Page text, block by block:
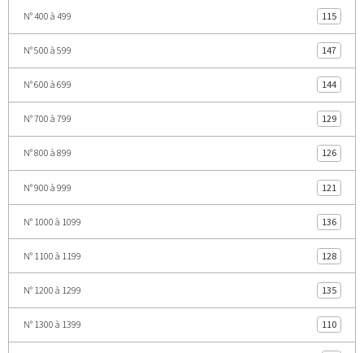
N° 400 à 499 115
N° 500 à 599 147
N° 600 à 699 144
N° 700 à 799 129
N° 800 à 899 126
N° 900 à 999 121
N° 1000 à 1099 136
N° 1100 à 1199 128
N° 1200 à 1299 135
N° 1300 à 1399 110